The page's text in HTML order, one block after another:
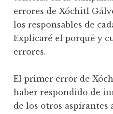
errores de Xóchitl
los responsables de
Explicaré el porqué y
errores.
El primer error de
haber respondido de
de los otros aspirantes